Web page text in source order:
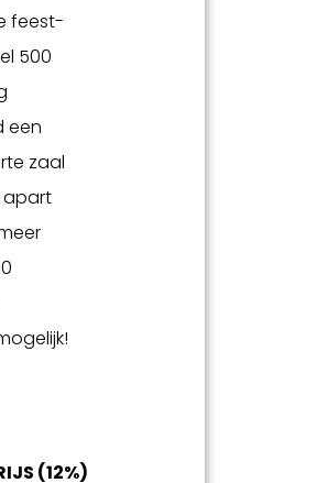
feest-
500
een
zaal
apart
(12%)